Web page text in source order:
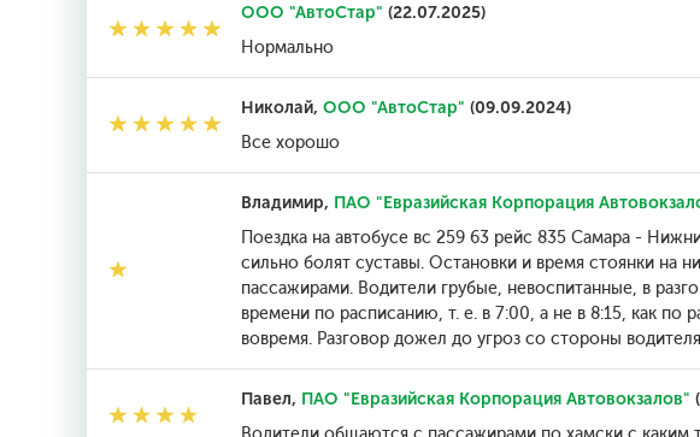
ООО "АвтоСтар" (22.07.2025)
Нормально
Николай, ООО "АвтоСтар" (09.09.2024)
Все хорошо
Владимир, ПАО "Евразийская Корпорация
Поездка на автобусе вс 259 63 рейс 835 Самара -
сильно болят суставы. Остановки и время стоянки на
пассажирами. Водители грубые, невоспитанные, в
времени по расписанию, т. е. в 7:00, а не в 8:15, как
вовремя. Разговор дожел до угроз со стороны
Павел, ПАО "Евразийская Корпорация Автовокзалов"